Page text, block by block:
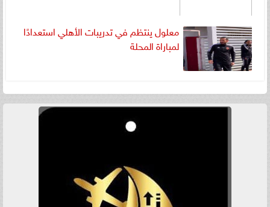
معلول ينتظم في تدريبات الأهلي استعدادًا
لمباراة المحلة